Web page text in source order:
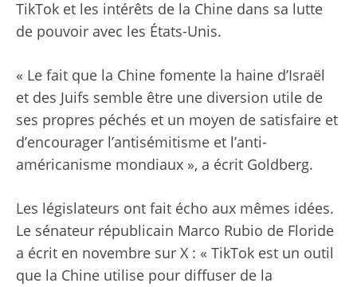
TikTok et les intérêts de la Chine dans sa lutte
de pouvoir avec les États-Unis.
« Le fait que la Chine fomente la haine d’Israël
et des Juifs semble être une diversion utile de
ses propres péchés et un moyen de satisfaire et
d’encourager l’antisémitisme et l’anti-
américanisme mondiaux », a écrit Goldberg.
Les législateurs ont fait écho aux mêmes idées.
Le sénateur républicain Marco Rubio de Floride
a écrit en novembre sur X : « TikTok est un outil
que la Chine utilise pour diffuser de la